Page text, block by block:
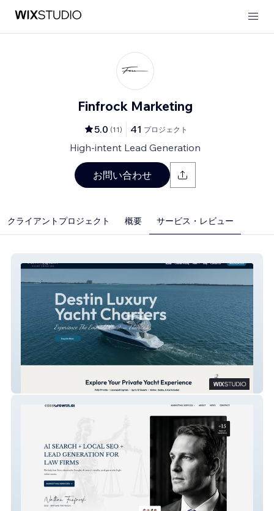
Finfrock Marketing
5.0 (11) 41 プロジェクト
High-intent Lead Generation
お問い合わせ
クライアントプロジェクト 概要 サービス・レビュー
Destin Luxury Yacht Charters